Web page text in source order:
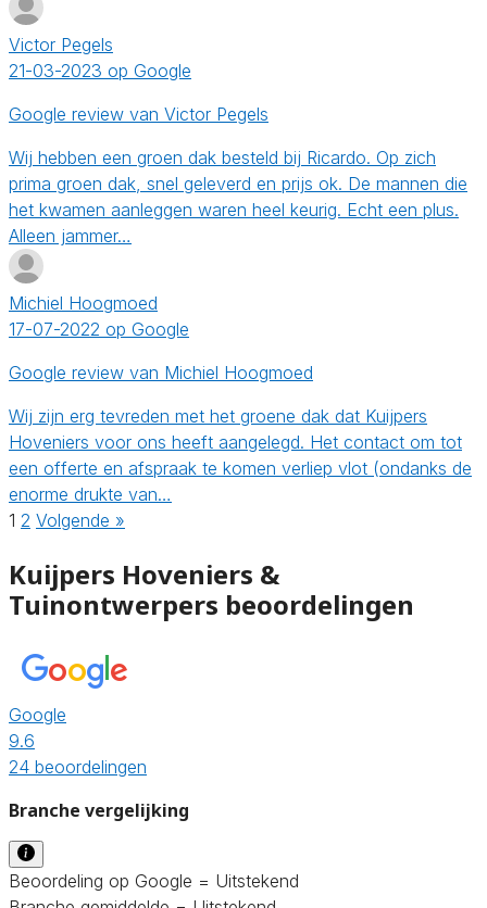
Victor Pegels
21-03-2023 op Google
Google review van Victor Pegels
Wij hebben een groen dak besteld bij Ricardo. Op zich
prima groen dak, snel geleverd en prijs ok. De mannen die
het kwamen aanleggen waren heel keurig. Echt een plus.
Alleen jammer…
Michiel Hoogmoed
17-07-2022 op Google
Google review van Michiel Hoogmoed
Wij zijn erg tevreden met het groene dak dat Kuijpers
Hoveniers voor ons heeft aangelegd. Het contact om tot
een offerte en afspraak te komen verliep vlot (ondanks de
enorme drukte van…
1 2 Volgende »
Kuijpers Hoveniers &
Tuinontwerpers beoordelingen
Google
9.6
24 beoordelingen
Branche vergelijking
Beoordeling op Google = Uitstekend